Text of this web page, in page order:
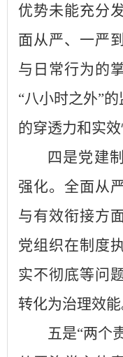
优势未能充分
面从严、一严
与日常行为的
“八小时之外”
的穿透力和实效
四是党建
强化。全面从
与有效衔接方
党组织在制度
实不彻底等问
转化为治理效能
五是“两个